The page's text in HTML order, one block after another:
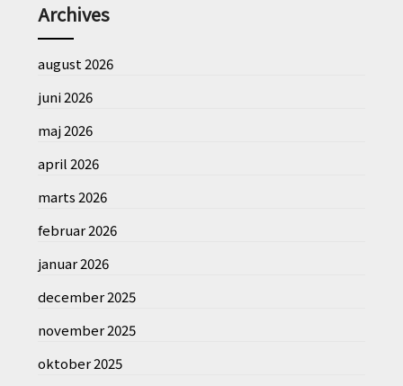
Archives
august 2026
juni 2026
maj 2026
april 2026
marts 2026
februar 2026
januar 2026
december 2025
november 2025
oktober 2025